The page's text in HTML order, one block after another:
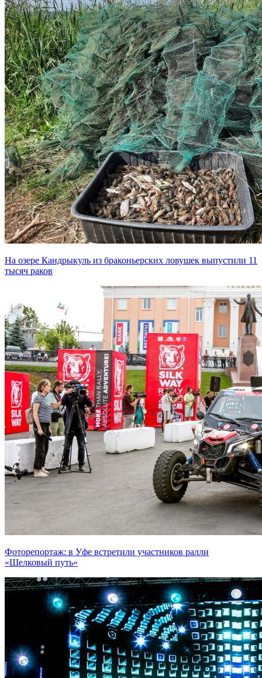
На озере Кандрыкуль из браконьерских ловушек выпустили 11
тысяч раков
Фоторепортаж: в Уфе встретили участников ралли
«Шелковый путь»